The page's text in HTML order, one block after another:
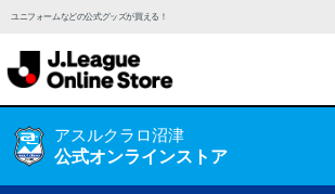
ユニフォームなどの公式グッズが買える！
アスルクラロ沼津
公式オンラインストア